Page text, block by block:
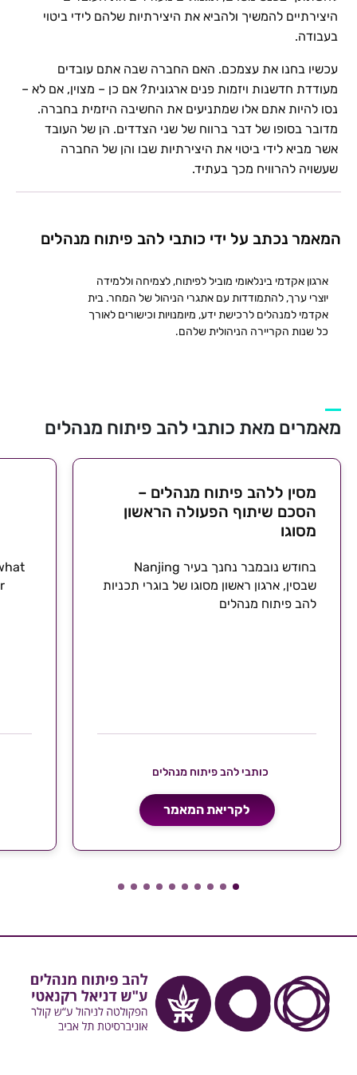
היצירתיים להמשיך ולהביא את היצירתיות שלהם לידי ביטוי
בעבודה.
עכשיו בחנו את עצמכם. האם החברה שבה אתם עובדים
מעודדת חדשנות ויזמות פנים ארגונית? אם כן – מצוין, אם לא –
נסו להיות אתם אלו שמתניעים את החשיבה היזמית בחברה.
מדובר בסופו של דבר ברווח של שני הצדדים. הן של העובד
אשר מביא לידי ביטוי את היצירתיות שבו והן של החברה
שעשויה להרוויח מכך בעתיד.
המאמר נכתב על ידי כותבי להב פיתוח מנהלים
ארגון אקדמי בינלאומי מוביל לפיתוח, לצמיחה וללמידה
יוצרי ערך, להתמודדות עם אתגרי הניהול של המחר. בית
אקדמי למנהלים לרכישת ידע, מיומנויות וכישורים לאורך
כל שנות הקריירה הניהולית שלהם.
מאמרים מאת כותבי להב פיתוח מנהלים
מסין ללהב פיתוח מנהלים –
הסכם שיתוף הפעולה הראשון
מסוגו
בחודש נובמבר נחנך בעיר Nanjing
שבסין, ארגון ראשון מסוגו של בוגרי תכניות
להב פיתוח מנהלים
כותבי להב פיתוח מנהלים
לקריאת המאמר